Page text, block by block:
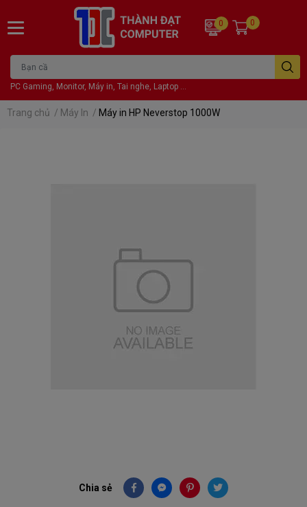
PC Gaming, Monitor, Máy in, Tai nghe, Laptop ...
0 0
Trang chủ / Máy In / Máy in HP Neverstop 1000W
Chia sẻ